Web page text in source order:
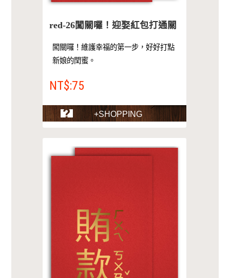
red-26闖關囉！迎娶紅包打通關
闖關囉！維護幸福的第一步，好好打點
新娘的閏蜜。
NT$:75
+SHOPPING